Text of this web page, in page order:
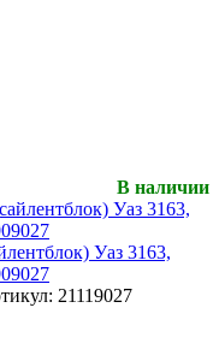
В наличии
Уаз 3163,
21119027